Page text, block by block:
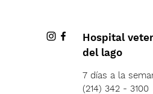
Hospital
del lago
7 días a la
(214) 342 - 3100